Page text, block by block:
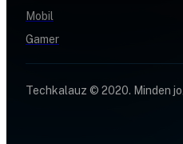
Mobil
Gamer
Techkalauz © 2020. Minden